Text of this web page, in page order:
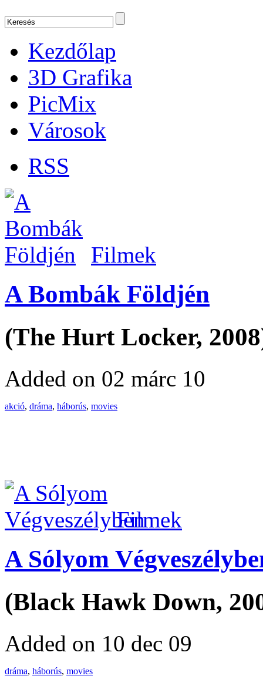
Kezdőlap
3D Grafika
PicMix
Városok
RSS
Filmek
A Bombák Földjén
(The Hurt Locker,
Added on 02 márc 10
akció, dráma, háborús, movies
Filmek
A Sólyom
(Black Hawk Down,
Added on 10 dec 09
dráma, háborús, movies